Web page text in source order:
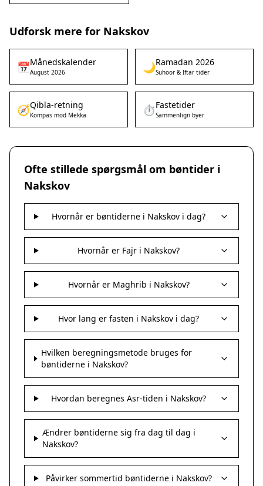
Udforsk mere for Nakskov
📅Månedskalender
August 2026 🌙Ramadan 2026
Suhoor & Iftar tider
🧭Qibla-retning
Kompas mod Mekka ⏱️Fastetider
Sammenlign byer
Ofte stillede spørgsmål om bøntider i
Nakskov
Hvornår er bøntiderne i Nakskov i dag?
Hvornår er Fajr i Nakskov?
Hvornår er Maghrib i Nakskov?
Hvor lang er fasten i Nakskov i dag?
Hvilken beregningsmetode bruges for
bøntiderne i Nakskov?
Hvordan beregnes Asr-tiden i Nakskov?
Ændrer bøntiderne sig fra dag til dag i
Nakskov?
Påvirker sommertid bøntiderne i Nakskov?